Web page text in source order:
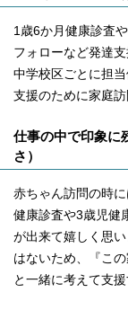
1歳6か月健康診査
フォローなど発達
中学校区ごとに担
支援のために家庭訪
仕事の中で印象に
さ）
赤ちゃん訪問の時
健康診査や3歳児健
が出来て嬉しく思
はないため、『こ
と一緒に考えて支